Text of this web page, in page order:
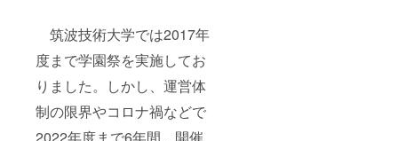
筑波技術大学では2017年
度まで学園祭を実施してお
りました。しかし、運営体
制の限界やコロナ禍などで
2022年度まで6年間、開催